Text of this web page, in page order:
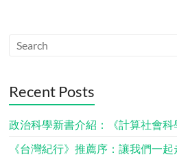
Recent Posts
政治科學新書介紹：《計算社會科
《台灣紀行》推薦序：讓我們一